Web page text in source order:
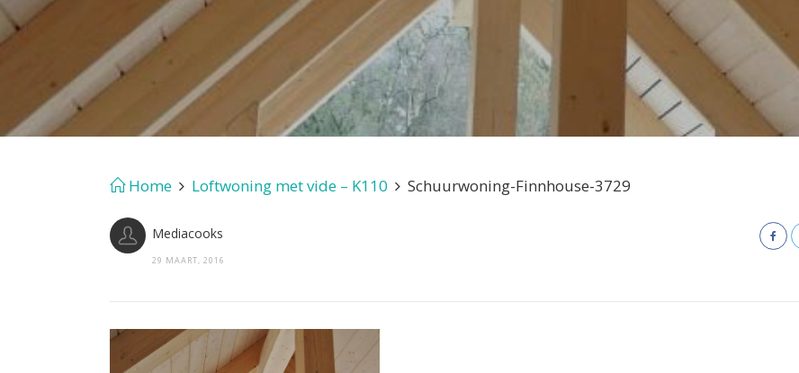
Home Loftwoning met vide – K110 Schuurwoning-Finnhouse-3729
Mediacooks
29 MAART, 2016